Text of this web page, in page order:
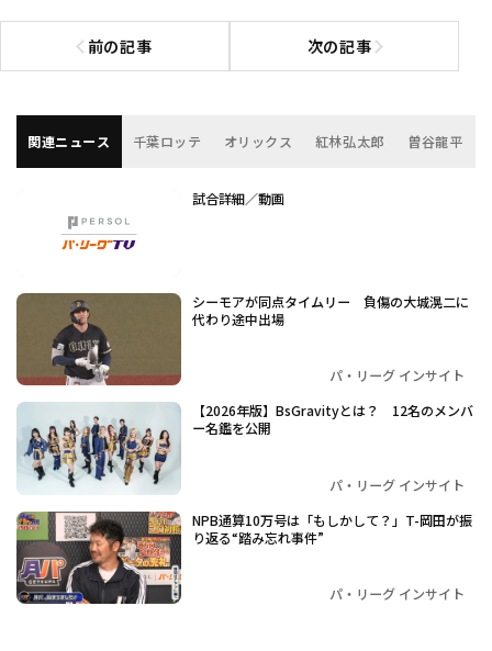
前の記事
前の記事へ 次の記事次の記事へ
関連ニュース 千葉ロッテ オリックス 紅林弘太郎 曽谷龍平
試合詳細／動画
シーモアが同点タイムリー 負傷の大城滉二に
代わり途中出場
パ・リーグ インサイト
【2026年版】BsGravityとは？ 12名のメンバ
ー名鑑を公開
パ・リーグ インサイト
NPB通算10万号は「もしかして？」T-岡田が振
り返る“踏み忘れ事件”
パ・リーグ インサイト